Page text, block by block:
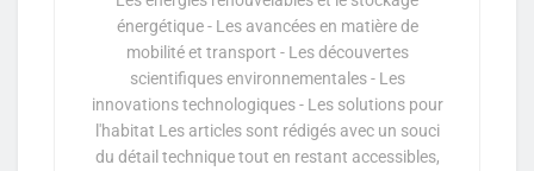
énergétique - Les avancées en matière de
mobilité et transport - Les découvertes
scientifiques environnementales - Les
innovations technologiques - Les solutions pour
l'habitat Les articles sont rédigés avec un souci
du détail technique tout en restant accessibles,